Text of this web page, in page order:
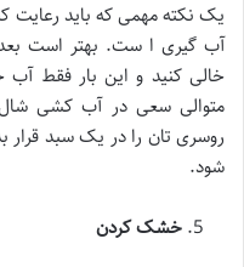
یک نکته مهمی که باید رعایت
آب گیری ا ست. بهتر است
خالی کنید و این بار فقط آب
متوالی سعی در آب کشی
روسری تان را در یک سبد قرار
شود.
خشک کردن